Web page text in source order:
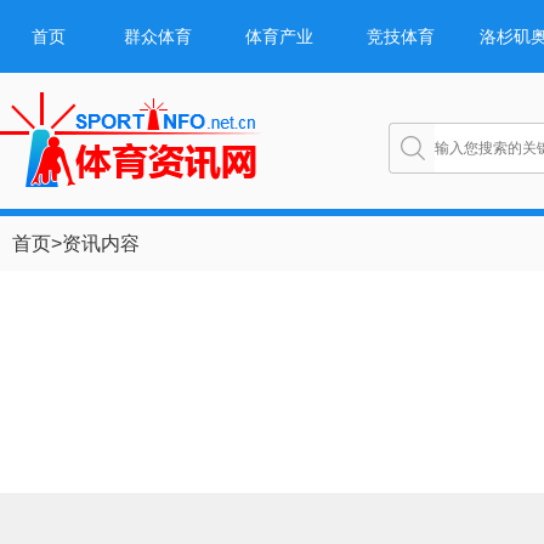
首页 群众体育 体育产业 竞技体育 洛杉矶
首页>资讯内容